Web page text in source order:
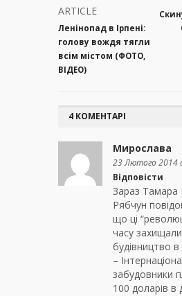
ARTICLE
Ленінопад в Ірпені:
голову вождя тягли
всім містом (ФОТО,
ВІДЕО)
4 КОМЕНТАРІ
Мирослава
23 Лютого 2014
Відповісти
Зараз Тамара
Рябчун
що ці
часу
будівництво
–
забудовники
100 доларів в